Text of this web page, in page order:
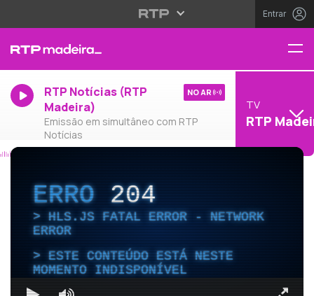
Entrar
RTP Notícias (RTP
Madeira)
Emissão em simultâneo com RTP
Notícias
NO AR
TV
RTP
ERRO204
HLS.JS FATAL ERROR - NETWORK
ERROR
ESTE CONTEÚDO ESTÁ NESTE
MOMENTO INDISPONÍVEL